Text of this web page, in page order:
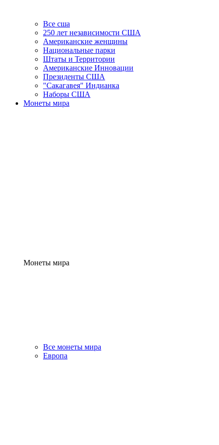
Все сша
250 лет независимости США
Американские женщины
Национальные парки
Штаты и Территории
Американские Инновации
Президенты США
"Сакагавея" Индианка
Наборы США
Монеты мира
Монеты мира
Все монеты мира
Европа